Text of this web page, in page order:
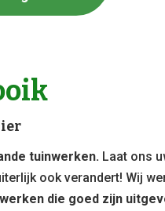
tuinwerken. Laat ons
ook verandert! Wij
die goed zijn